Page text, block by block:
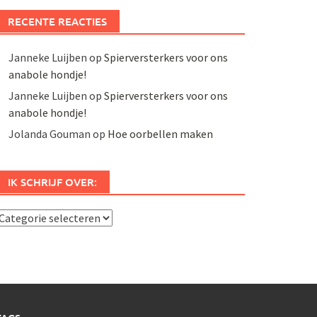
RECENTE REACTIES
Janneke Luijben op Spierversterkers voor ons
anabole hondje!
Janneke Luijben op Spierversterkers voor ons
anabole hondje!
Jolanda Gouman op Hoe oorbellen maken
IK SCHRIJF OVER: